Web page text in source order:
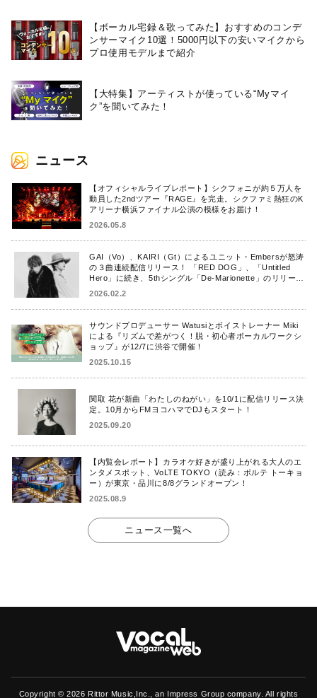
【ボーカル宅録＆歌ってみた】おすすめのコンデ
ンサーマイク10選！5000円以下の安いマイクから
プロ使用モデルまで紹介
【大特集】アーティストが使っている“Myマイ
ク”を聞いてみた！
ニュース
【オフィシャルライブレポート】シクフォニが約５万人を
動員した2ndツアー『RAGE』を完走。シクファミ熱狂のK
アリーナ横浜ファイナル公演の模様をお届け！
2026.05.8
GAI（Vo）、KAIRI（Gt）によるユニット・Embersが怒涛
の３曲連続配信リリース！ 「RED DOG」、「Untitled
Hero」に続き、5thシングル「De-Marionette」のリリース
2026.02.2
サウンドプロデューサー Watusiとボイストレーナー Miki
による『リズムで差がつく！脱・初心者ボーカルワークシ
ョップ』が12/7に渋谷で開催！
2025.10.15
関取 花が新曲「わたしのねがい」を10/1に配信リリース決
定。10月からFMヨコハマでDJもスタート！
2025.09.20
【内覧会レポート】カラオケ好きが盛り上がれる大人のエ
ンタメスポット、VoLTE TOKYO（読み：ボルテ トーキョ
ー）が東京・品川に8/8グランドオープン！
2025.08.9
ニュース一覧へ
Copyright ©2026 Rittor Music,Inc., an Impress Group company. All rights